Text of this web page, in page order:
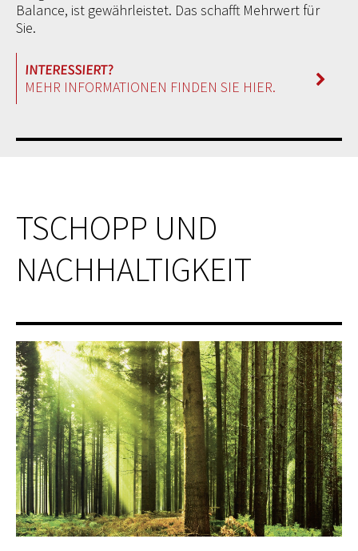
Balance, ist gewährleistet. Das schafft Mehrwert für
Sie.
MEHR INFORMATIONEN FINDEN SIE HIER.
TSCHOPP UND
NACHHALTIGKEIT